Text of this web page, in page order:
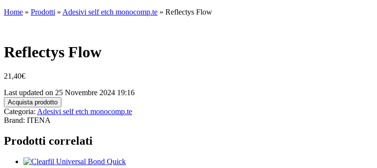
Home » Prodotti » Adesivi self etch monocomp.te » Reflectys Flow
Reflectys Flow
21,40€
Last updated on 25 Novembre 2024 19:16
Acquista prodotto
Categoria: Adesivi self etch monocomp.te
Brand: ITENA
Prodotti correlati